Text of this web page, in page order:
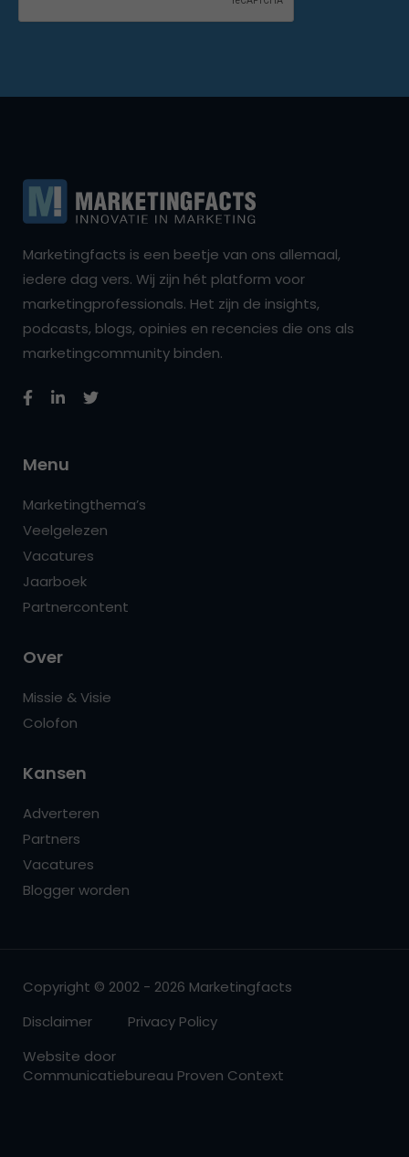
Marketingfacts is een beetje van ons allemaal,
iedere dag vers. Wij zijn hét platform voor
marketingprofessionals. Het zijn de insights,
podcasts, blogs, opinies en recencies die ons als
marketingcommunity binden.
Menu
Marketingthema’s
Veelgelezen
Vacatures
Jaarboek
Partnercontent
Over
Missie & Visie
Colofon
Kansen
Adverteren
Partners
Vacatures
Blogger worden
Copyright © 2002 - 2026 Marketingfacts
Disclaimer
Privacy Policy
Website door
Communicatiebureau Proven Context